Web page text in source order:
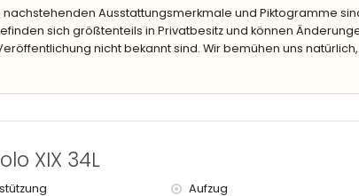
/ Levante (innerhalb von 100 Metern von der Wohnung)
(Alicante) (innerhalb von 100 Kilometern von der Wohnung)
Bus innerhalb von 50 Metern
die Unterkunft befindet, hat einen Aufzug.
nachstehenden Ausstattungsmerkmale und Piktogramme
sich größtenteils in Privatbesitz und können
nicht bekannt sind. Wir bemühen uns
XIX 34L
Aufzug